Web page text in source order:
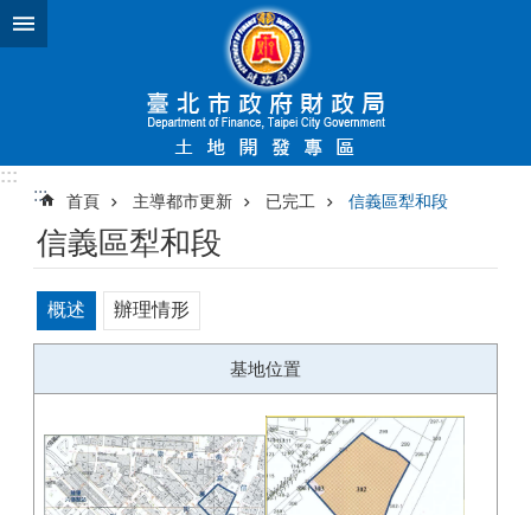
跳到主要內容區塊
:::
:::
首頁 主導都市更新 已完工 信義區犁和段
信義區犁和段
概述 辦理情形
基地位置